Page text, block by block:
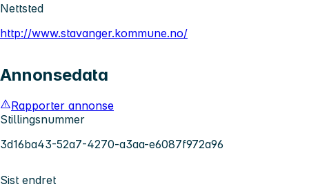
Nettsted
http://www.stavanger.kommune.no/
Annonsedata
Rapporter annonse
Stillingsnummer
3d16ba43-52a7-4270-a3aa-e6087f972a96
Sist endret